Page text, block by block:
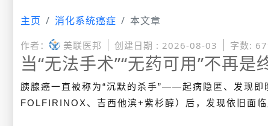
主页 消化系统癌症 本文章
作者： 美联医邦 创建日期 : 2026-08-03 字数:
当“无法手术”“无药可用”不再是
胰腺癌一直被称为“沉默的杀手”——起病隐匿、发现
FOLFIRINOX、吉西他滨+紫杉醇）后，发现依旧面